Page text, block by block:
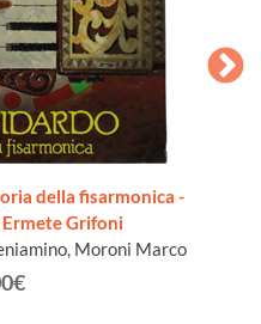
della fisarmonica -
Grifoni
Moroni Marco